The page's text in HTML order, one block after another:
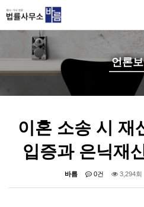
언론
이혼 소송 시 재
입증과 은닉재
바름 0건 3,294회